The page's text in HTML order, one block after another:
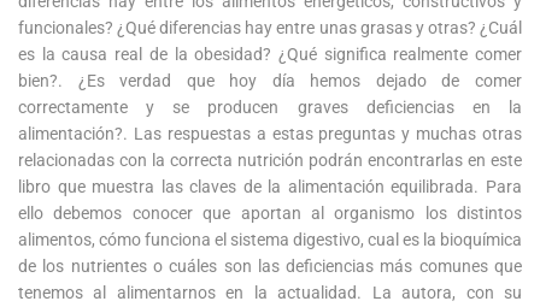
funcionales? ¿Qué diferencias hay entre unas grasas y otras? ¿Cuál
es la causa real de la obesidad? ¿Qué significa realmente comer
bien?. ¿Es verdad que hoy día hemos dejado de comer
correctamente y se producen graves deficiencias en la
alimentación?. Las respuestas a estas preguntas y muchas otras
relacionadas con la correcta nutrición podrán encontrarlas en este
libro que muestra las claves de la alimentación equilibrada. Para
ello debemos conocer que aportan al organismo los distintos
alimentos, cómo funciona el sistema digestivo, cual es la bioquímica
de los nutrientes o cuáles son las deficiencias más comunes que
tenemos al alimentarnos en la actualidad. La autora, con su